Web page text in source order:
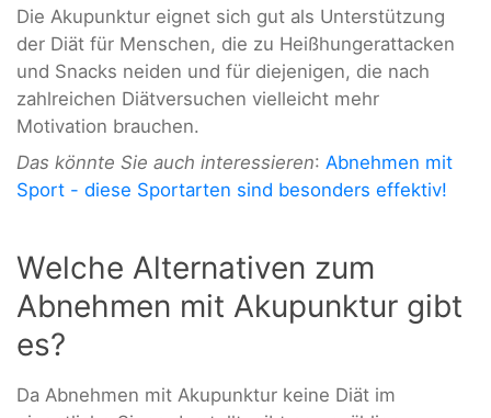
Die Akupunktur eignet sich gut als Unterstützung
der Diät für Menschen, die zu Heißhungerattacken
und Snacks neiden und für diejenigen, die nach
zahlreichen Diätversuchen vielleicht mehr
Motivation brauchen.
Das könnte Sie auch interessieren: Abnehmen mit
Sport - diese Sportarten sind besonders effektiv!
Welche Alternativen zum
Abnehmen mit Akupunktur gibt
es?
Da Abnehmen mit Akupunktur keine Diät im